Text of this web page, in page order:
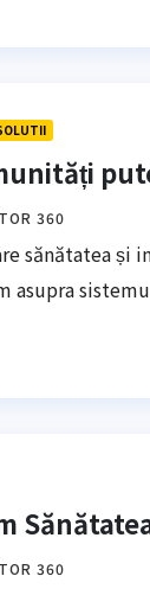
360
sănătatea și
asupra
360